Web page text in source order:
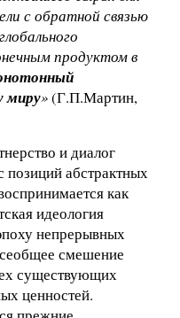
с обратной связью
продуктом в
миру»(Г.П.Мартин,
и диалог
позиций абстрактных
как
идеология
непрерывных
смешение
существующих
ценностей.